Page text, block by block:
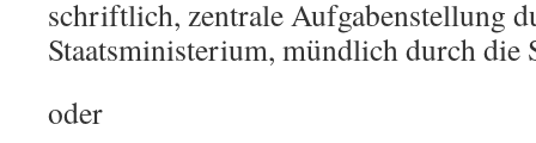
schriftlich, zentrale Aufgabenstellung
Staatsministerium, mündlich durch die
oder